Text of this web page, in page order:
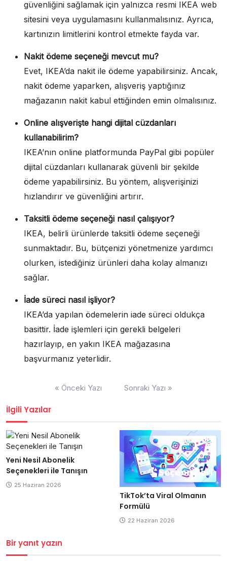
güvenliğini sağlamak için yalnızca resmi IKEA web
sitesini veya uygulamasını kullanmalısınız. Ayrıca,
kartınızın limitlerini kontrol etmekte fayda var.
Nakit ödeme seçeneği mevcut mu?
Evet, IKEA’da nakit ile ödeme yapabilirsiniz. Ancak,
nakit ödeme yaparken, alışveriş yaptığınız
mağazanın nakit kabul ettiğinden emin olmalısınız.
Online alışverişte hangi dijital cüzdanları
kullanabilirim?
IKEA’nın online platformunda PayPal gibi popüler
dijital cüzdanları kullanarak güvenli bir şekilde
ödeme yapabilirsiniz. Bu yöntem, alışverişinizi
hızlandırır ve güvenliğini artırır.
Taksitli ödeme seçeneği nasıl çalışıyor?
IKEA, belirli ürünlerde taksitli ödeme seçeneği
sunmaktadır. Bu, bütçenizi yönetmenize yardımcı
olurken, istediğiniz ürünleri daha kolay almanızı
sağlar.
İade süreci nasıl işliyor?
IKEA’da yapılan ödemelerin iade süreci oldukça
basittir. İade işlemleri için gerekli belgeleri
hazırlayıp, en yakın IKEA mağazasına
başvurmanız yeterlidir.
« Önceki Yazı Sonraki Yazı »
İlgili Yazılar
Yeni Nesil Abonelik
Seçenekleri ile Tanışın
25 Haziran 2026
TikTok’ta Viral Olmanın
Formülü
22 Haziran 2026
Bir yanıt yazın